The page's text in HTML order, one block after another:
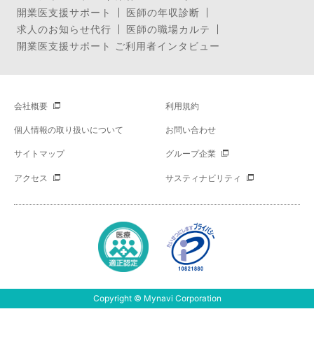
開業医支援サポート
医師の年収診断
求人のお知らせ代行
医師の職場カルテ
開業医支援サポート ご利用者インタビュー
会社概要 利用規約
個人情報の取り扱いについて お問い合わせ
サイトマップ グループ企業
アクセス サスティナビリティ
Copyright © Mynavi Corporation